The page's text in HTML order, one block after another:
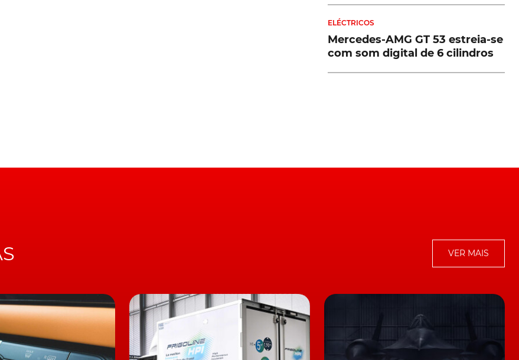
Silent Shadow resulta do nome modelo Silver
binário", como também "o silêncio". Recordando
Do qual, embora também muito pouco se saiba em
poderá vir a contar com um pack de baterias com
autonomias entre os 550 e as 700 km,
ELÉCTRICOS
Mercedes-AMG GT 53 estreia-se
com som digital de 6 cilindros
VER MAIS